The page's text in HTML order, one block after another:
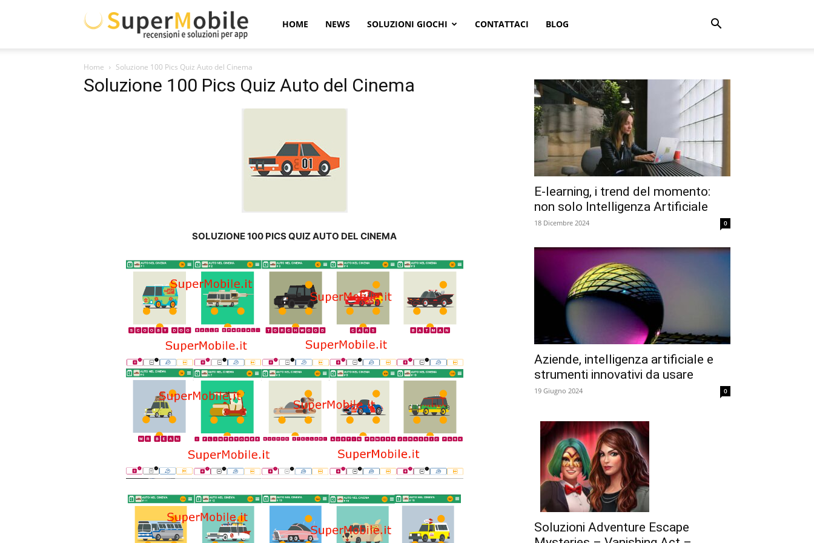
Super
Mobile
HOME NEWS SOLUZIONI GIOCHI CONTATTACI BLOG
Home Soluzione 100 Pics Quiz Auto del Cinema
Soluzione 100 Pics Quiz Auto del Cinema
SOLUZIONE 100 PICS QUIZ AUTO DEL CINEMA
E-learning, i trend del momento:
non solo Intelligenza Artificiale
18 Dicembre 2024 0
Aziende, intelligenza artificiale e
strumenti innovativi da usare
19 Giugno 2024 0
Soluzioni Adventure Escape